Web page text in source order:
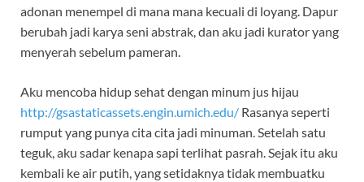
adonan menempel di mana mana kecuali di loyang. Dapur
berubah jadi karya seni abstrak, dan aku jadi kurator yang
menyerah sebelum pameran.
Aku mencoba hidup sehat dengan minum jus hijau
http://gsastaticassets.engin.umich.edu/ Rasanya seperti
rumput yang punya cita cita jadi minuman. Setelah satu
teguk, aku sadar kenapa sapi terlihat pasrah. Sejak itu aku
kembali ke air putih, yang setidaknya tidak membuatku